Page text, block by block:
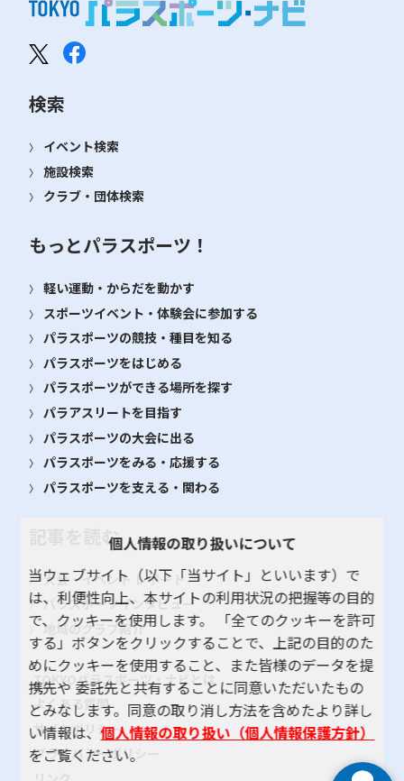
検索
イベント検索
施設検索
クラブ・団体検索
もっとパラスポーツ！
軽い運動・からだを動かす
スポーツイベント・体験会に参加する
パラスポーツの競技・種目を知る
パラスポーツをはじめる
パラスポーツができる場所を探す
パラアスリートを目指す
パラスポーツの大会に出る
パラスポーツをみる・応援する
パラスポーツを支える・関わる
記事を読む
大会・イベント レポート
パラスポーツインタビュー
地域のクラブ紹介
TOKYOパラスポーツ・ナビとは
よくある質問
サイトポリシー
プライバシーポリシー
個人情報の取り扱いについて
当ウェブサイト（以下「当サイト」といいます）で
は、利便性向上、本サイトの利用状況の把握等の目的
で、クッキーを使用します。 「全てのクッキーを許可
する」ボタンをクリックすることで、上記の目的のた
めにクッキーを使用すること、また皆様のデータを提
携先や 委託先と共有することに同意いただいたもの
とみなします。同意の取り消し方法を含めたより詳し
い情報は、個人情報の取り扱い（個人情報保護方針）
をご覧ください。